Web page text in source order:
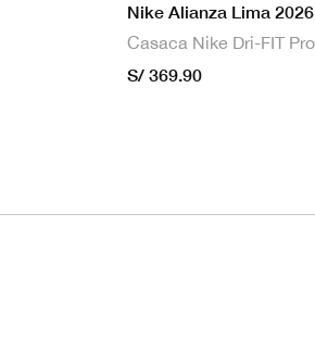
Nike Alianza Lima 2026
S/ 369.90